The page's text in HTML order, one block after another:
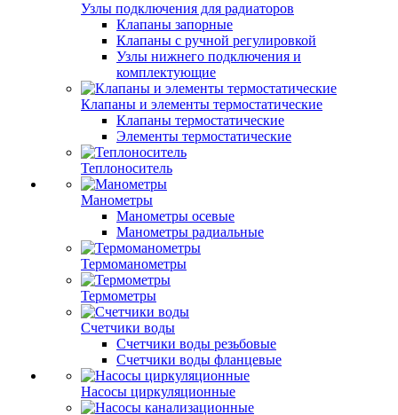
Узлы подключения для радиаторов
Клапаны запорные
Клапаны с ручной регулировкой
Узлы нижнего подключения и
комплектующие
Клапаны и элементы термостатические
Клапаны термостатические
Элементы термостатические
Теплоноситель
Манометры
Манометры осевые
Манометры радиальные
Термоманометры
Термометры
Счетчики воды
Счетчики воды резьбовые
Счетчики воды фланцевые
Насосы циркуляционные